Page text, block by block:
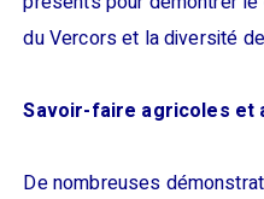
du Vercors et la diversité
Savoir-faire agricoles et
De nombreuses